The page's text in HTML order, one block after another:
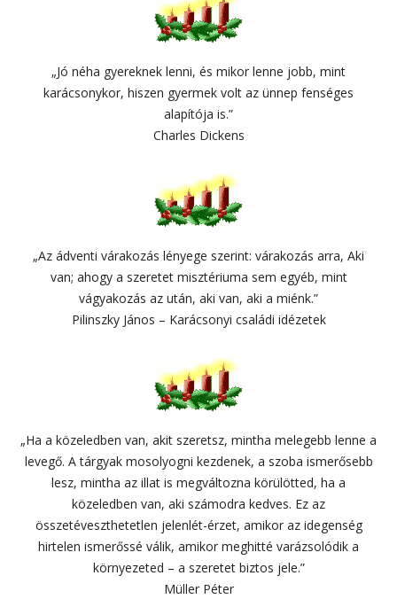
„Jó néha gyereknek lenni, és mikor lenne jobb, mint
karácsonykor, hiszen gyermek volt az ünnep fenséges
alapítója is.”
Charles Dickens
„Az ádventi várakozás lényege szerint: várakozás arra, Aki
van; ahogy a szeretet misztériuma sem egyéb, mint
vágyakozás az után, aki van, aki a miénk.”
Pilinszky János – Karácsonyi családi idézetek
„Ha a közeledben van, akit szeretsz, mintha melegebb lenne a
levegő. A tárgyak mosolyogni kezdenek, a szoba ismerősebb
lesz, mintha az illat is megváltozna körülötted, ha a
közeledben van, aki számodra kedves. Ez az
összetéveszthetetlen jelenlét-érzet, amikor az idegenség
hirtelen ismerőssé válik, amikor meghitté varázsolódik a
környezeted – a szeretet biztos jele.”
Müller Péter